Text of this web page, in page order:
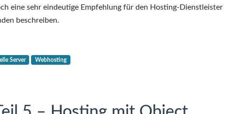
eine sehr eindeutige Empfehlung für den Hosting-Dienstleister
beschreiben.
Server Webhosting